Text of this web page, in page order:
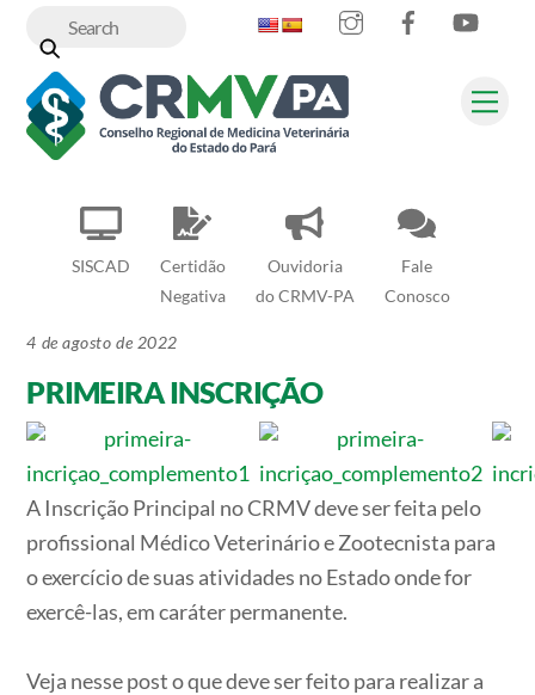
content
SISCAD
Certidão
Negativa
Ouvidoria
do CRMV-PA
Fale
Conosco
InstagramFacebook
4 de agosto de 2022
PRIMEIRA INSCRIÇÃO
A Inscrição Principal no CRMV deve ser feita pelo
profissional Médico Veterinário e Zootecnista para
o exercício de suas atividades no Estado onde for
exercê-las, em caráter permanente.
Veja nesse post o que deve ser feito para realizar a